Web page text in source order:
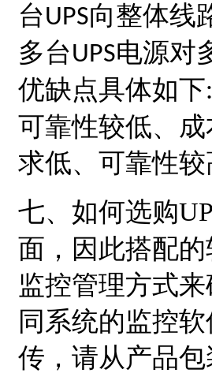
台UPS向整体线
多台UPS电源对
优缺点具体如下
可靠性较低、
求低、可靠性
七、如何选购
面，因此搭配
监控管理方式
同系统的监控
传，请从产品